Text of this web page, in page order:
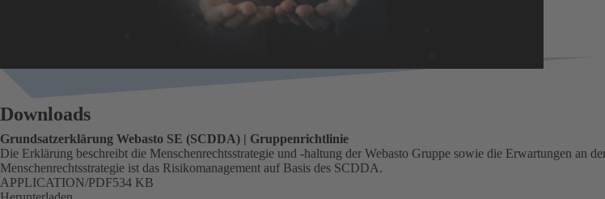
Downloads
Grundsatzerklärung Webasto SE (SCDDA) | Gruppenrichtlinie
Die Erklärung beschreibt die Menschenrechtsstrategie und -haltung der Webasto Gruppe sowie die Erwartungen an
Menschenrechtsstrategie ist das Risikomanagement auf Basis des SCDDA.
Größe
534 KB
FORMAT
APPLICATION/PDF